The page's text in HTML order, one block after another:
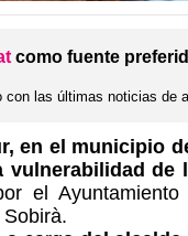
como fuente
con las últimas noticias de
en el municipio
vulnerabilidad
el